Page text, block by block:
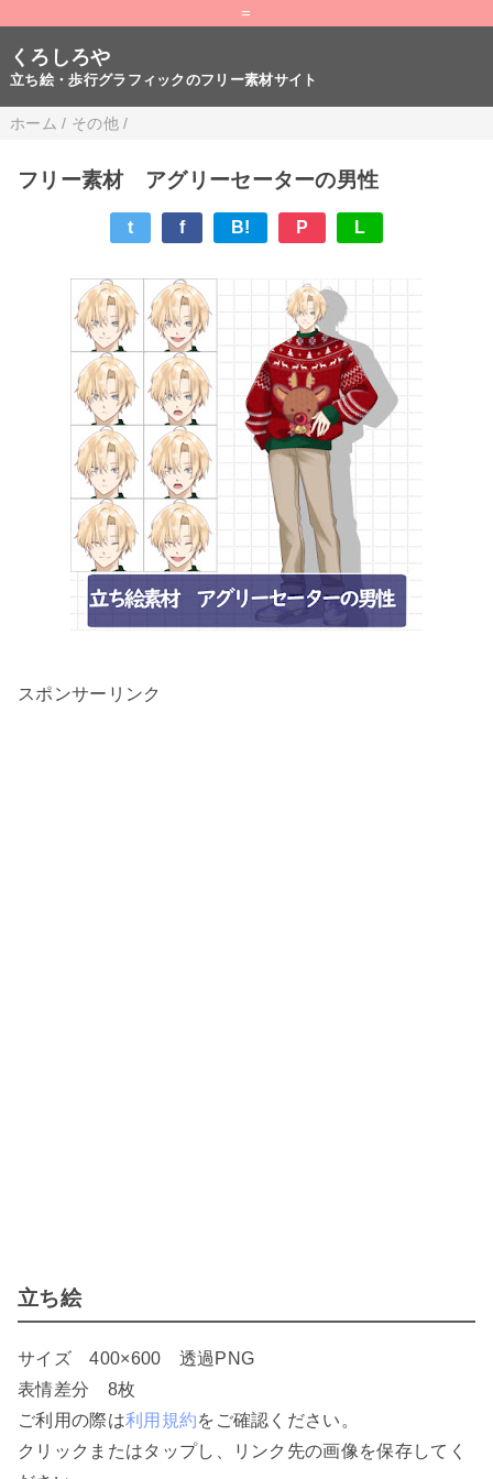
=
くろしろや
立ち絵・歩行グラフィックのフリー素材サイト
ホーム / その他/
フリー素材 アグリーセーターの男性
t f B! P L
スポンサーリンク
立ち絵
サイズ 400×600 透過PNG
表情差分 8枚
ご利用の際は利用規約をご確認ください。
クリックまたはタップし、リンク先の画像を保存してく